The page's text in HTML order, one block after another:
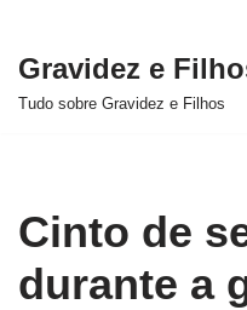
Pular
Gravidez e
Tudo sobre Gravidez e Filhos
Cinto de
durante a